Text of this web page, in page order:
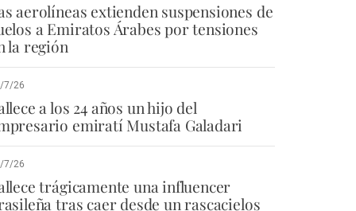
aerolíneas extienden suspensiones de
a Emiratos Árabes por tensiones
la región
7/26
a los 24 años un hijo del
emiratí Mustafa Galadari
7/26
trágicamente una influencer
tras caer desde un rascacielos